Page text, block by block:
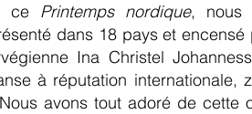
ce Printemps nordique, nous
dans 18 pays et
Ina Christel
à réputation internationale,
avons tout adoré de cette